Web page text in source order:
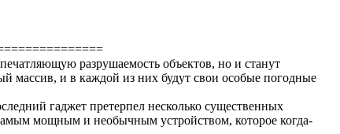
разрушаемость объектов, но и станут
массив, и в каждой из них будут свои особые погодные
гаджет претерпел несколько существенных
мощным и необычным устройством, которое когда-